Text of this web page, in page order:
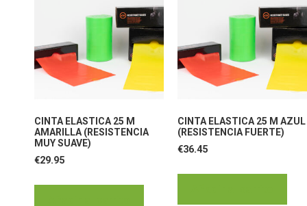
CINTA ELASTICA 25 M
AMARILLA (RESISTENCIA
MUY SUAVE)
€29.95
CINTA ELASTICA 25 M AZUL
(RESISTENCIA FUERTE)
€36.45